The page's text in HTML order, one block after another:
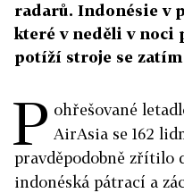
radarů. Indonésie v
které v neděli v noci
potíží stroje se zatím
P ohřešované
AirAsia se 162
pravděpodobně zřítilo
indonéská pátrací a